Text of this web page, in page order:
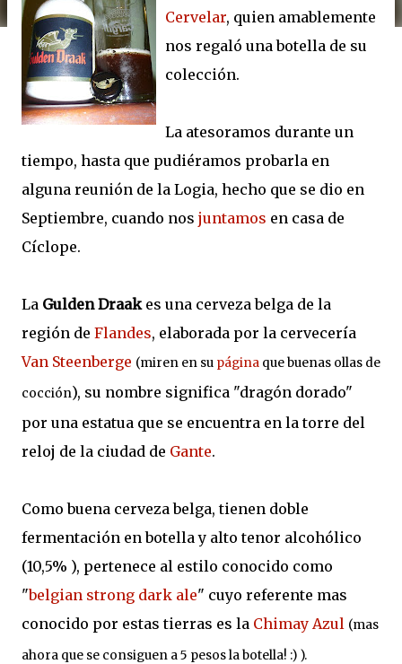
Cervelar, quien amablemente
nos regaló una botella de su
colección.
La atesoramos durante un
tiempo, hasta que pudiéramos probarla en
alguna reunión de la Logia, hecho que se dio en
Septiembre, cuando nos juntamos en casa de
Cíclope.
La Gulden Draakes una cerveza belga de la
región de Flandes, elaborada por la cervecería
Van Steenberge (miren en su página que buenas ollas de
cocción), su nombre significa "dragón dorado"
por una estatua que se encuentra en la torre del
reloj de la ciudad de Gante.
Como buena cerveza belga, tienen doble
fermentación en botella y alto tenor alcohólico
(10,5% ), pertenece al estilo conocido como
"belgian strong dark ale" cuyo referente mas
conocido por estas tierras es la Chimay Azul (mas
ahora que se consiguen a 5 pesos la botella! :) ).